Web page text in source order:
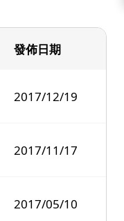
發佈日期
2017/12/19
2017/11/17
2017/05/10